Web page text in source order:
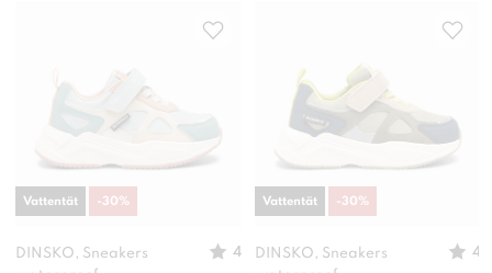
DINSKO, Sneakers
4
Vattentät -30%
DINSKO, Sneakers
4
Vattentät -30%